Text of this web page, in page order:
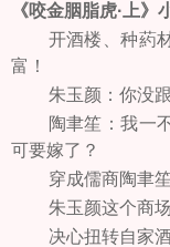
《咬金胭脂虎·上》
开酒楼、种葯
富！
朱玉颜：你没
陶聿笙：我一
可要嫁了？
穿成儒商陶聿
朱玉颜这个商
决心扭转自家